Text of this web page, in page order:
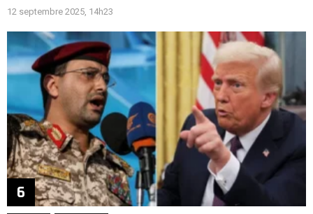
12 septembre 2025, 14h23